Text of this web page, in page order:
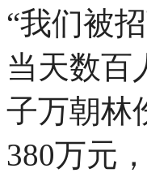
“我们被
当天数百
子万朝林
380万元